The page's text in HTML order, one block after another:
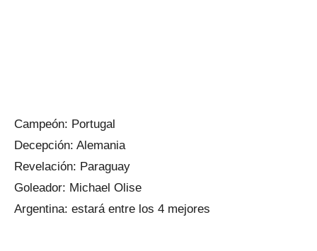
Campeón: Portugal
Decepción: Alemania
Revelación: Paraguay
Goleador: Michael Olise
Argentina: estará entre los 4 mejores